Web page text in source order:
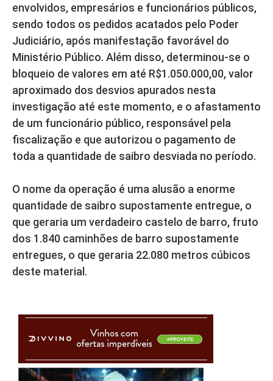
envolvidos, empresários e funcionários públicos,
sendo todos os pedidos acatados pelo Poder
Judiciário, após manifestação favorável do
Ministério Público. Além disso, determinou-se o
bloqueio de valores em até R$1.050.000,00, valor
aproximado dos desvios apurados nesta
investigação até este momento, e o afastamento
de um funcionário público, responsável pela
fiscalização e que autorizou o pagamento de
toda a quantidade de saibro desviada no período.
O nome da operação é uma alusão a enorme
quantidade de saibro supostamente entregue, o
que geraria um verdadeiro castelo de barro, fruto
dos 1.840 caminhões de barro supostamente
entregues, o que geraria 22.080 metros cúbicos
deste material.